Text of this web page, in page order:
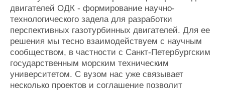
двигателей ОДК - формирование научно-
технологического задела для разработки
перспективных газотурбинных двигателей. Для ее
решения мы тесно взаимодействуем с научным
сообществом, в частности с Санкт-Петербургским
государственным морским техническим
университетом. С вузом нас уже связывает
несколько проектов и соглашение позволит